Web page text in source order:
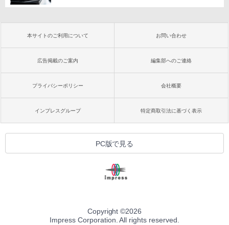
本サイトのご利用について お問い合わせ
広告掲載のご案内 編集部へのご連絡
プライバシーポリシー 会社概要
インプレスグループ 特定商取引法に基づく表示
PC版で見る
Copyright ©2026
Impress Corporation. All rights reserved.